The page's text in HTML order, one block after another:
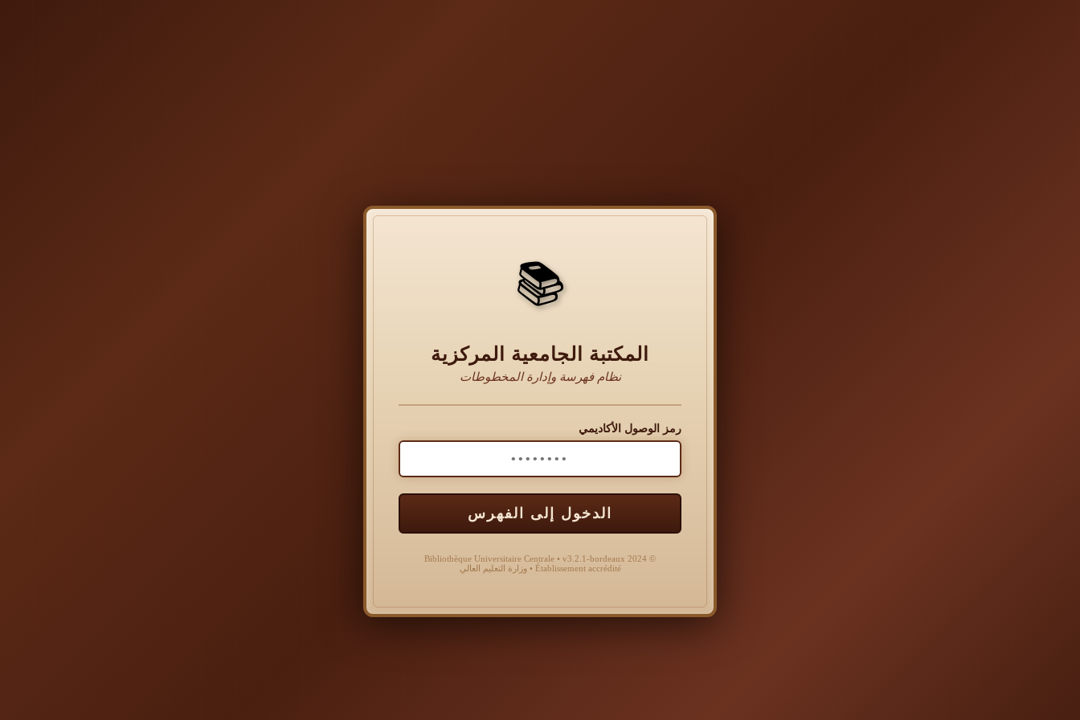
📚
المكتبة الجامعية المركزية
نظام فهرسة وإدارة المخطوطات
رمز الوصول الأكاديمي
الدخول إلى الفهرس
© 2024 Bibliothèque Universitaire Centrale • v3.2.1-bordeaux
Établissement accrédité • وزارة التعليم العالي